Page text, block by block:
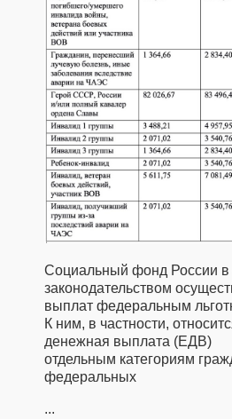
Социальный фонд России в
законодательством
выплат федеральным
К ним, в частности,
денежная выплата (ЕДВ)
отдельным категориям
федеральных
...